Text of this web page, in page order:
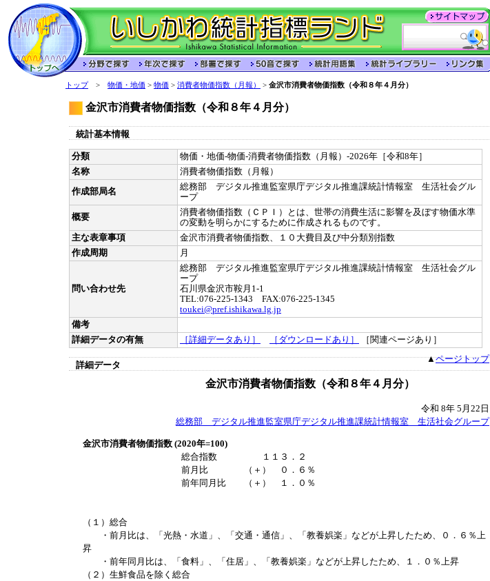
トップ> 物価・地価 > 物価 > 消費者物価指数（月報） > 金沢市消費者物価指数（令和８年４月分）
金沢市消費者物価指数（令和８年４月分）
統計基本情報
分類
物価・地価-物価-消費者物価指数（月報）-2026年［令和8年］
名称
消費者物価指数（月報）
作成部局名
総務部 デジタル推進監室県庁デジタル推進課統計情報室 生活社会グル
ープ
概要
消費者物価指数（ＣＰＩ）とは、世帯の消費生活に影響を及ぼす物価水準
の変動を明らかにするために作成されるものです。
主な表章事項
金沢市消費者物価指数、１０大費目及び中分類別指数
作成周期
月
問い合わせ先
総務部 デジタル推進監室県庁デジタル推進課統計情報室 生活社会グル
ープ
石川県金沢市鞍月1-1
TEL:076-225-1343 FAX:076-225-1345
toukei@pref.ishikawa.lg.jp
備考
詳細データの有無
［詳細データあり］ ［ダウンロードあり］ ［関連ページあり］
詳細データ
▲ページトップ
金沢市消費者物価指数（令和８年４月分）
令和 8年 5月22日
総務部 デジタル推進監室県庁デジタル推進課統計情報室 生活社会グループ
金沢市消費者物価指数 (2020年=100)
総合指数 １１３．２
前月比 （＋） ０．６％
前年同月比 （＋） １．０％
（１）総合
・前月比は、「光熱・水道」、「交通・通信」、「教養娯楽」などが上昇したため、０．６％上
昇
・前年同月比は、「食料」、「住居」、「教養娯楽」などが上昇したため、１．０％上昇
（２）生鮮食品を除く総合